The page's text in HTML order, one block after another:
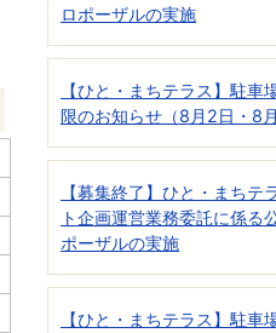
ロポーザルの実施
【ひと・まちテラス】駐車
限のお知らせ（8月2日・8月
【募集終了】ひと・まちテ
ト企画運営業務委託に係る
ポーザルの実施
【ひと・まちテラス】駐車